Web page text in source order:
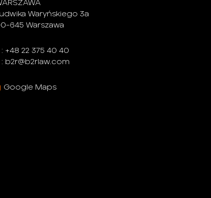
Waryńskiego 3a
645 Warszawa
+48 22 375 40 40
b2r@b2rlaw.com
Google Maps